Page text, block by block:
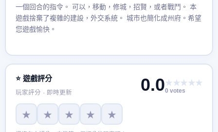
一個回合的指令。 可以，移動，修城，招賢，或者戰鬥。 本
遊戲捨棄了複雜的建設，外交系統。 城市也簡化成州府。希望
您遊戲愉快。
⭐ 遊戲評分
玩家評分 · 即時更新 0.0★★★★★
0 votes
★ ★ ★ ★ ★